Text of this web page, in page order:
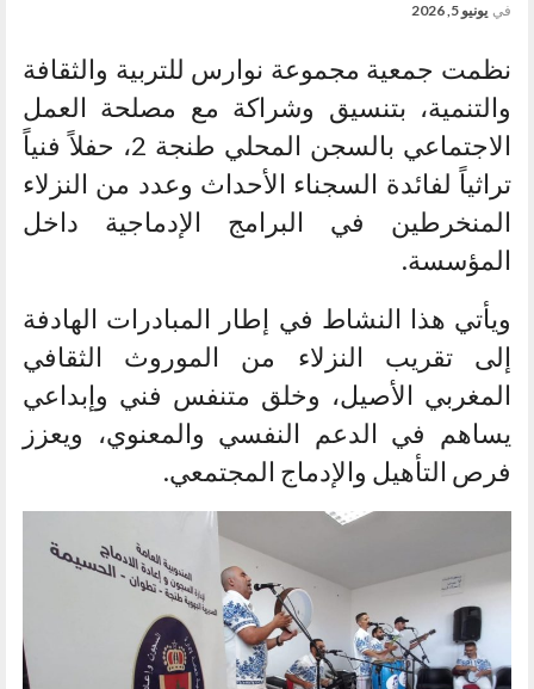
في يونيو 5, 2026
نظمت جمعية مجموعة نوارس للتربية والثقافة
والتنمية، بتنسيق وشراكة مع مصلحة العمل
الاجتماعي بالسجن المحلي طنجة 2، حفلاً فنياً
تراثياً لفائدة السجناء الأحداث وعدد من النزلاء
المنخرطين في البرامج الإدماجية داخل
المؤسسة.
ويأتي هذا النشاط في إطار المبادرات الهادفة
إلى تقريب النزلاء من الموروث الثقافي
المغربي الأصيل، وخلق متنفس فني وإبداعي
يساهم في الدعم النفسي والمعنوي، ويعزز
فرص التأهيل والإدماج المجتمعي.